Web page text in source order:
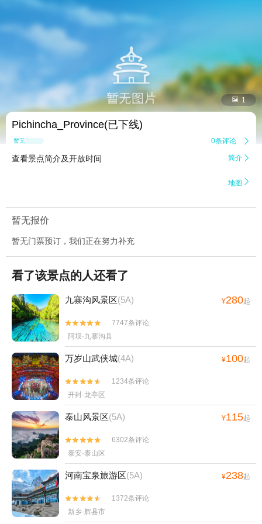
 1
Pichincha_Province(已下线)
暂无点评 0条评论 
查看景点简介及开放时间 简介 
地图 
暂无报价
暂无门票预订，我们正在努力补充
看了该景点的人还看了
九寨沟风景区(5A) ¥280起


7747条评论
阿坝·九寨沟县
万岁山武侠城(4A) ¥100起


1234条评论
开封·龙亭区
泰山风景区(5A) ¥115起


6302条评论
泰安·泰山区
河南宝泉旅游区(5A) ¥238起


1372条评论
新乡·辉县市